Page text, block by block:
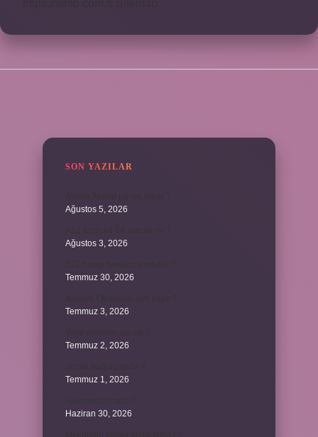
SON YAZILAR
Ağustos 5, 2026
Ağustos 3, 2026
Temmuz 30, 2026
Temmuz 3, 2026
Temmuz 2, 2026
Temmuz 1, 2026
Haziran 30, 2026